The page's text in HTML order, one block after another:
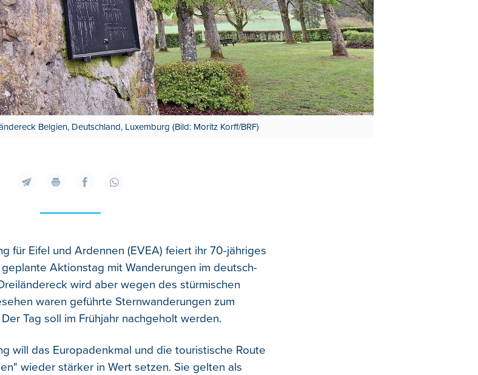
Belgien, Deutschland, Luxemburg (Bild: Moritz Korff/BRF)
für Eifel und Ardennen (EVEA) feiert ihr 70-jähriges
Aktionstag mit Wanderungen im deutsch-
wird aber wegen des stürmischen
waren geführte Sternwanderungen zum
Tag soll im Frühjahr nachgeholt werden.
will das Europadenkmal und die touristische Route
wieder stärker in Wert setzen. Sie gelten als